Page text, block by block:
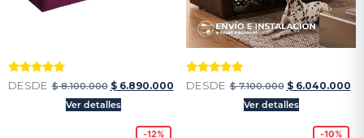
Valorado
con
DESDE $8.100.000 $6.890.000
Ver detalles
Valorado
con
DESDE $7.100.000 $6.040.000
Ver detalles
-12% -10%